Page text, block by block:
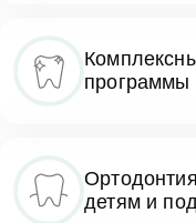
программы
детям и